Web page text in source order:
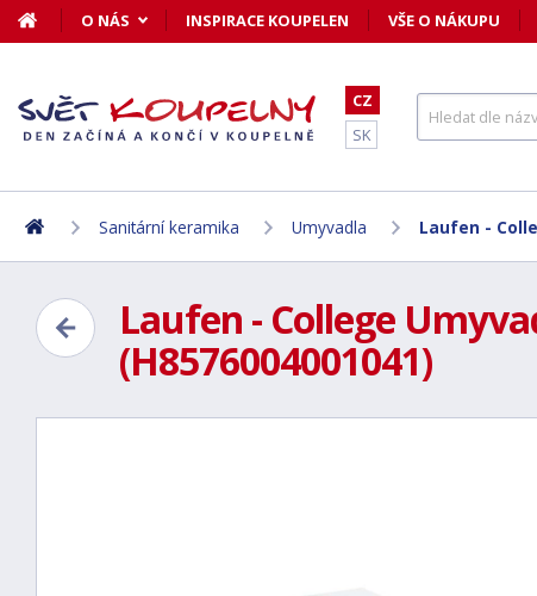
O NÁS INSPIRACE KOUPELEN VŠE O NÁKUPU
CZ
SK
Sanitární keramika Umyvadla Laufen -
Laufen - College
(H8576004001041)